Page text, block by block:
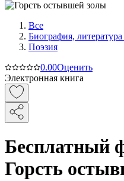
Все
Биография,
Поэзия
0.00Оценить
Электронная книга
Бесплатный
Горсть